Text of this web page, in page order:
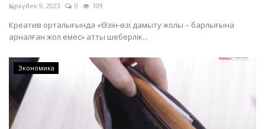
Қыркүйек 9, 2023 0 109
Креатив орталығында «Өзін-өзі дамыту жолы – барлығына
арналған жол емес» атты шеберлік...
Экономика